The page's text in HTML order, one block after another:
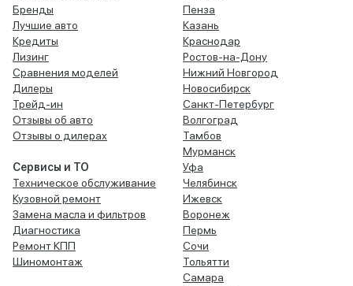
Бренды
Лучшие авто
Кредиты
Лизинг
Сравнения моделей
Дилеры
Трейд-ин
Отзывы об авто
Отзывы о дилерах
Сервисы и ТО
Техническое обслуживание
Кузовной ремонт
Замена масла и фильтров
Диагностика
Ремонт КПП
Шиномонтаж
Пенза
Казань
Краснодар
Ростов-на-Дону
Нижний Новгород
Новосибирск
Санкт-Петербург
Волгоград
Тамбов
Мурманск
Уфа
Челябинск
Ижевск
Воронеж
Пермь
Сочи
Тольятти
Самара